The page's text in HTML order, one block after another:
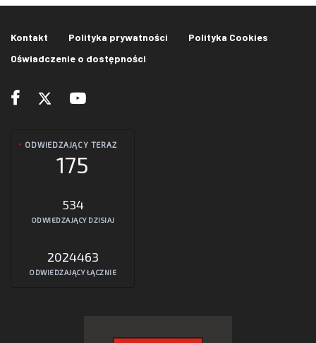
Kontakt Polityka prywatności
Polityka Cookies
Oświadczenie o dostępności
ODWIEDZAJĄCY TERAZ
175
534
ODWIEDZAJĄCY DZISIAJ
2024463
ODWIEDZAJĄCY ŁĄCZNIE